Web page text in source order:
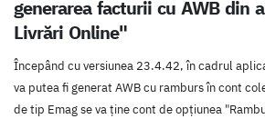
generarea facturii cu AWB din
Livrări Online"
Începând cu versiunea 23.4.42, în cadrul
va putea fi generat AWB cu ramburs în cont
de tip Emag se va ține cont de opțiunea